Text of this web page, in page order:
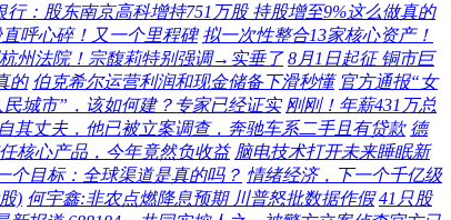
行：股东南京高科增持751万股 持股增至9%这么做真的
直呼心碎！又一个里程碑 拟一次性整合13家核心资产！
州法院！宗馥莉特别强调→实垂了 8月1日起征 铜市巨
的 伯克希尔运营利润和现金储备下滑秒懂 官方通报“女
城市”，该如何建？专家已经证实 刚刚！年薪431万总
其丈夫，他已被立案调查，奔驰车系二手且有贷款 德
核心产品，今年竟然负收益 脑电技术打开未来睡眠新
个目标：全球渠道是真的吗？ 情绪经济，下一个千亿级
) 何宇鑫:非农点燃降息预期 川普怒批数据作假 41只股